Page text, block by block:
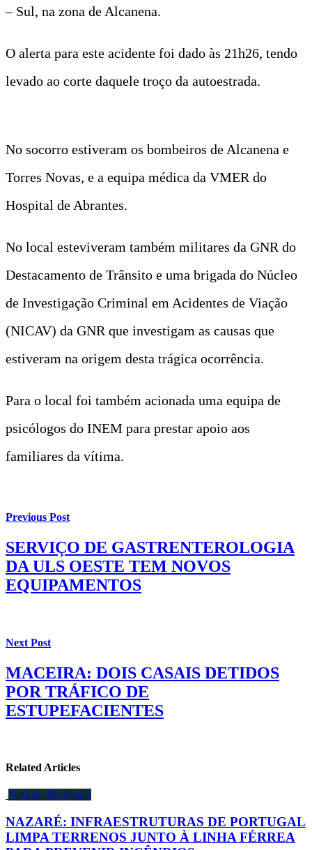
– Sul, na zona de Alcanena.
O alerta para este acidente foi dado às 21h26, tendo
levado ao corte daquele troço da autoestrada.
No socorro estiveram os bombeiros de Alcanena e
Torres Novas, e a equipa médica da VMER do
Hospital de Abrantes.
No local esteviveram também militares da GNR do
Destacamento de Trânsito e uma brigada do Núcleo
de Investigação Criminal em Acidentes de Viação
(NICAV) da GNR que investigam as causas que
estiveram na origem desta trágica ocorrência.
Para o local foi também acionada uma equipa de
psicólogos do INEM para prestar apoio aos
familiares da vítima.
Previous Post
SERVIÇO DE GASTRENTEROLOGIA
DA ULS OESTE TEM NOVOS
EQUIPAMENTOS
Next Post
MACEIRA: DOIS CASAIS DETIDOS
POR TRÁFICO DE
ESTUPEFACIENTES
Related Articles
Notícias Regionais
NAZARÉ: INFRAESTRUTURAS DE PORTUGAL
LIMPA TERRENOS JUNTO À LINHA FÉRREA